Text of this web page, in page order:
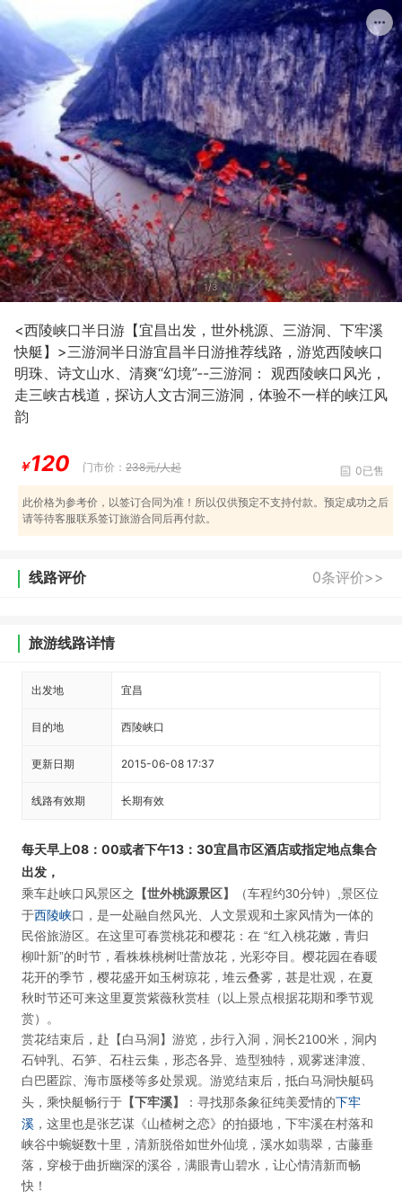
1/3
<西陵峡口半日游【宜昌出发，世外桃源、三游洞、下牢溪
快艇】>三游洞半日游宜昌半日游推荐线路，游览西陵峡口
明珠、诗文山水、清爽“幻境”--三游洞： 观西陵峡口风光，
走三峡古栈道，探访人文古洞三游洞，体验不一样的峡江风
韵
￥120 门市价： 238元/人起 0已售
此价格为参考价，以签订合同为准！所以仅供预定不支持付款。预定成功之后
请等待客服联系签订旅游合同后再付款。
线路评价 0条评价>>
旅游线路详情
出发地 宜昌
目的地 西陵峡口
更新日期 2015-06-08 17:37
线路有效期 长期有效
每天早上08：00或者下午13：30宜昌市区酒店或指定地点集合
出发，
乘车赴峡口风景区之 【世外桃源景区】
（车程约30分钟）,景区位
于西陵峡口，是一处融自然风光、人文景观和土家风情为一体的
民俗旅游区。在这里可春赏桃花和樱花：在 “红入桃花嫩，青归
柳叶新”的时节，看株株桃树吐蕾放花，光彩夺目。樱花园在春暖
花开的季节，樱花盛开如玉树琼花，堆云叠雾，甚是壮观，在夏
秋时节还可来这里夏赏紫薇秋赏桂（以上景点根据花期和季节观
赏）。
赏花结束后，赴【白马洞】游览，步行入洞，洞长2100米，洞内
石钟乳、石笋、石柱云集，形态各异、造型独特，观雾迷津渡、
白巴匿踪、海市蜃楼等多处景观。游览结束后，抵白马洞快艇码
头，乘快艇畅行于 【下牢溪】 ：寻找那条象征纯美爱情的下牢
溪 ，这里也是张艺谋《山楂树之恋》的拍摄地，下牢溪在村落和
峡谷中蜿蜒数十里，清新脱俗如世外仙境，溪水如翡翠，古藤垂
落，穿梭于曲折幽深的溪谷，满眼青山碧水，让心情清新而畅
快！